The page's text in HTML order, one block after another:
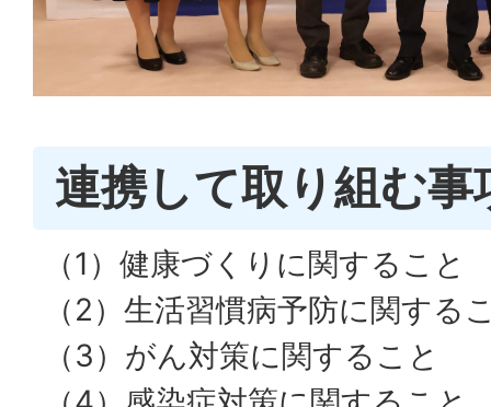
連携して取り組む事
（1）健康づくりに関すること
（2）生活習慣病予防に関する
（3）がん対策に関すること